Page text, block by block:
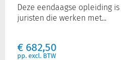
Deze eendaagse opleiding
juristen die werken met...
€ 682,50
pp. excl. BTW